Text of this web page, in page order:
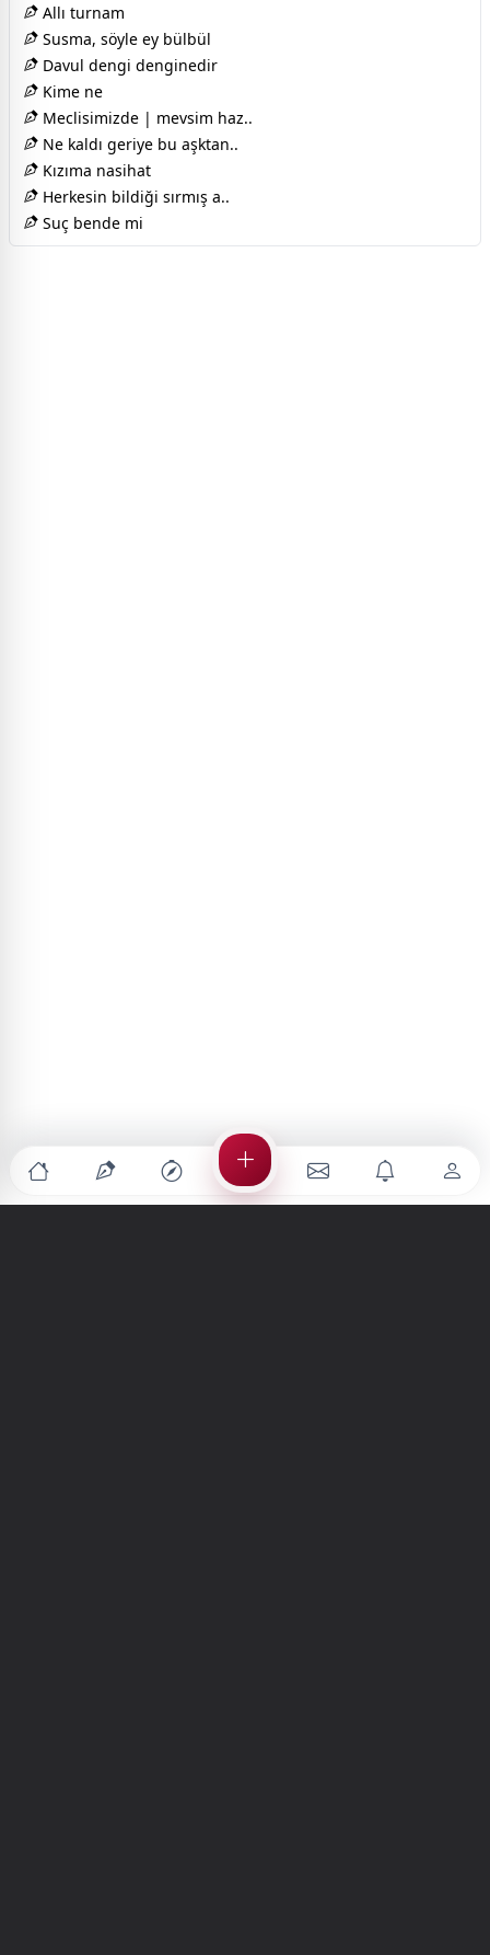
Allı turnam
Susma, söyle ey bülbül
Davul dengi denginedir
Kime ne
Meclisimizde | mevsim haz..
Ne kaldı geriye bu aşktan..
Kızıma nasihat
Herkesin bildiği sırmış a..
Suç bende mi